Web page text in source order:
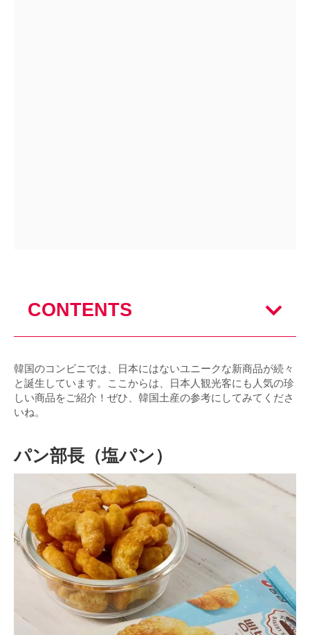
CONTENTS
韓国のコンビニでは、日本にはないユニークな新商品が続々
と誕生しています。ここからは、日本人観光客にも人気の珍
しい商品をご紹介！ぜひ、韓国土産の参考にしてみてくださ
いね。
パン部長（塩パン）